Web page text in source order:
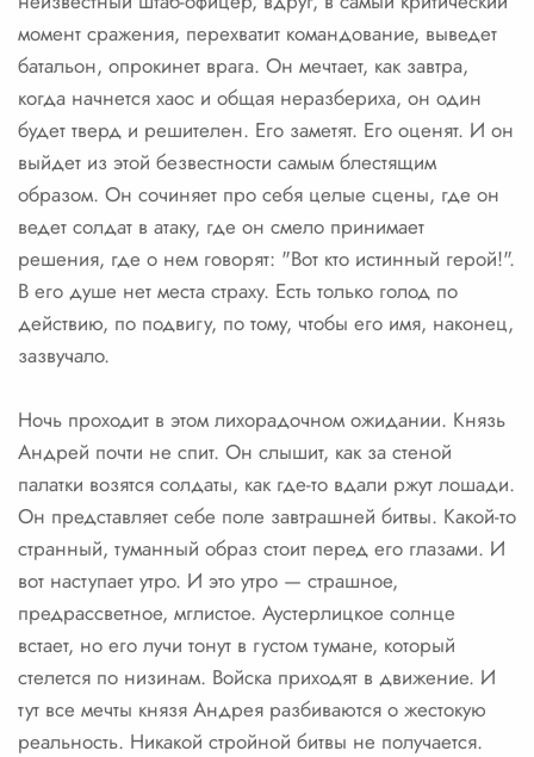
момент сражения, перехватит командование, выведет
батальон, опрокинет врага. Он мечтает, как завтра,
когда начнется хаос и общая неразбериха, он один
будет тверд и решителен. Его заметят. Его оценят. И он
выйдет из этой безвестности самым блестящим
образом. Он сочиняет про себя целые сцены, где он
ведет солдат в атаку, где он смело принимает
решения, где о нем говорят: "Вот кто истинный герой!".
В его душе нет места страху. Есть только голод по
действию, по подвигу, по тому, чтобы его имя, наконец,
зазвучало.
Ночь проходит в этом лихорадочном ожидании. Князь
Андрей почти не спит. Он слышит, как за стеной
палатки возятся солдаты, как где-то вдали ржут лошади.
Он представляет себе поле завтрашней битвы. Какой-то
странный, туманный образ стоит перед его глазами. И
вот наступает утро. И это утро — страшное,
предрассветное, мглистое. Аустерлицкое солнце
встает, но его лучи тонут в густом тумане, который
стелется по низинам. Войска приходят в движение. И
тут все мечты князя Андрея разбиваются о жестокую
реальность. Никакой стройной битвы не получается.